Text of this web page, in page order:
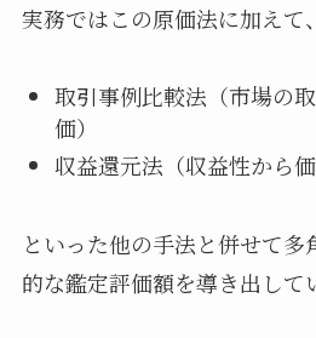
実務ではこの原価法に加えて、
取引事例比較法（市場の
価）
収益還元法（収益性から価
といった他の手法と併せて
的な鑑定評価額を導き出して